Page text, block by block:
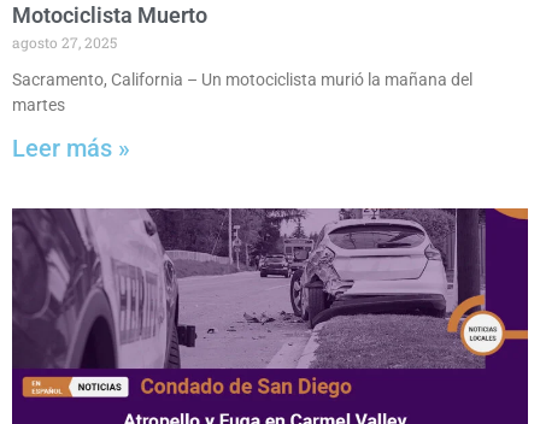
Motociclista Muerto
agosto 27, 2025
Sacramento, California – Un motociclista murió la mañana del
martes
Leer más »